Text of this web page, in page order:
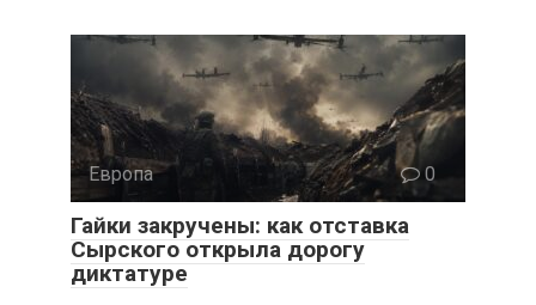
Европа 0
Гайки закручены: как отставка
Сырского открыла дорогу
диктатуре